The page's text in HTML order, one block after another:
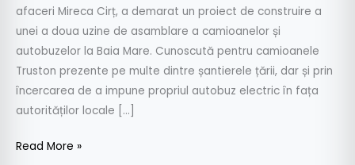
afaceri Mireca Cirț, a demarat un proiect de construire a
unei a doua uzine de asamblare a camioanelor și
autobuzelor la Baia Mare. Cunoscută pentru camioanele
Truston prezente pe multe dintre șantierele țării, dar și prin
încercarea de a impune propriul autobuz electric în fața
autorităților locale […]
Read More »